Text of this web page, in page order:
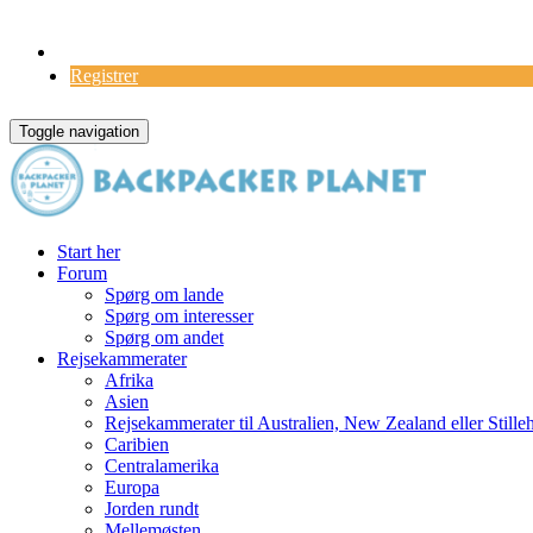
Registrer
Toggle navigation
Start her
Forum
Spørg om lande
Spørg om interesser
Spørg om andet
Rejsekammerater
Afrika
Asien
Rejsekammerater til Australien, New Zealand eller
Caribien
Centralamerika
Europa
Jorden rundt